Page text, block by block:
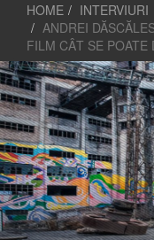
HOME
INTERVIURI
ANDREI
FILM CÂT SE POATE